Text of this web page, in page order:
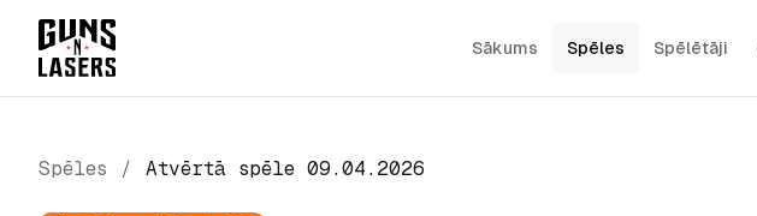
Sākums Spēles Spēlētāji
Spēles / Atvērtā spēle 09.04.2026